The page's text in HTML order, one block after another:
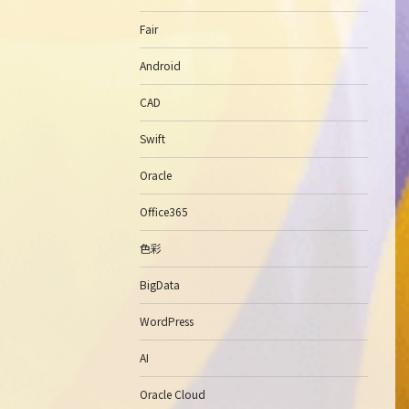
Fair
Android
CAD
Swift
Oracle
Office365
色彩
BigData
WordPress
AI
Oracle Cloud